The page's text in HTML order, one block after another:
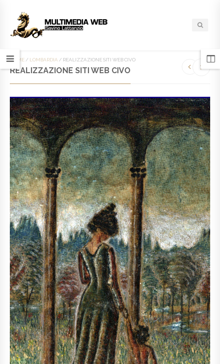
HOME / LOMBARDIA / REALIZZAZIONE SITI WEB CIVO
REALIZZAZIONE SITI WEB CIVO